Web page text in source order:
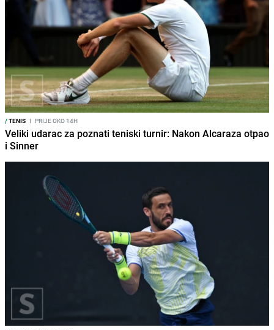
/TENIS I PRIJE OKO 14H
Veliki udarac za poznati teniski turnir: Nakon Alcaraza otpao
i Sinner